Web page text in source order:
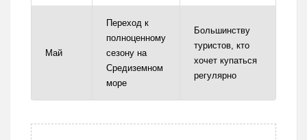
Май
Переход к
полноценному
сезону на
Средиземном
море
Большинству
туристов, кто
хочет купаться
регулярно